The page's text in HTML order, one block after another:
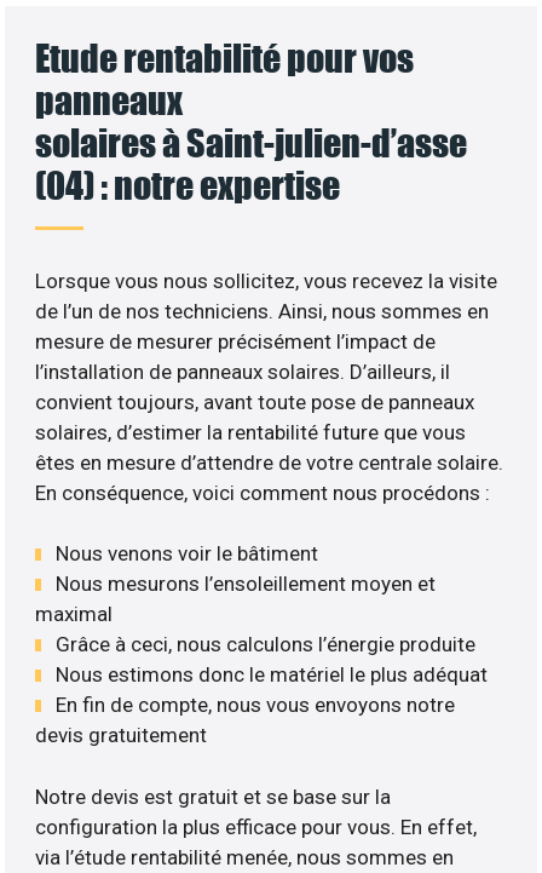
Etude rentabilité pour vos
panneaux
solaires à Saint-julien-d’asse
(04) : notre expertise
Lorsque vous nous sollicitez, vous recevez la visite
de l’un de nos techniciens. Ainsi, nous sommes en
mesure de mesurer précisément l’impact de
l’installation de panneaux solaires. D’ailleurs, il
convient toujours, avant toute pose de panneaux
solaires, d’estimer la rentabilité future que vous
êtes en mesure d’attendre de votre centrale solaire.
En conséquence, voici comment nous procédons :
Nous venons voir le bâtiment
Nous mesurons l’ensoleillement moyen et
maximal
Grâce à ceci, nous calculons l’énergie produite
Nous estimons donc le matériel le plus adéquat
En fin de compte, nous vous envoyons notre
devis gratuitement
Notre devis est gratuit et se base sur la
configuration la plus efficace pour vous. En effet,
via l’étude rentabilité menée, nous sommes en